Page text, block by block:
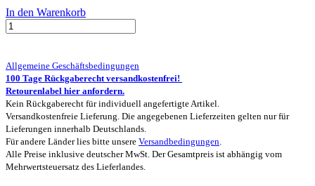
In den Warenkorb
Allgemeine Geschäftsbedingungen
100 Tage Rückgaberecht versandkostenfrei!
Retourenlabel hier anfordern.
Kein Rückgaberecht für individuell angefertigte Artikel.
Versandkostenfreie Lieferung. Die angegebenen Lieferzeiten gelten nur für
Lieferungen innerhalb Deutschlands.
Für andere Länder lies bitte unsere Versandbedingungen.
Alle Preise inklusive deutscher MwSt. Der Gesamtpreis ist abhängig vom
Mehrwertsteuersatz des Lieferlandes.